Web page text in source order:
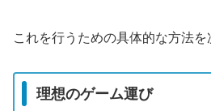
これを行うための具体的な方法を
理想のゲーム運び